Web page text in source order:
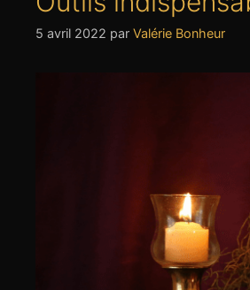
5 avril 2022 par Valérie Bonheur